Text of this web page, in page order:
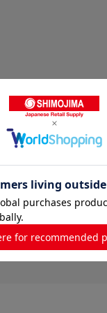
レビューはありません。